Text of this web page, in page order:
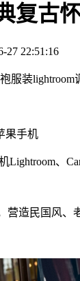
复古
27 22:51:16
服装lightroom
果手机
Lightroom、
营造民国风、